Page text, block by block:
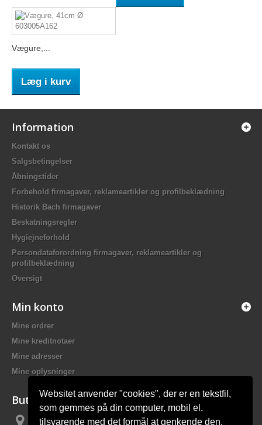
Websitet anvender "cookies", der er en tekstfil,
som gemmes på din computer, mobil el.
tilsvarende med det formål at genkende den,
Vægure,...
Læg i kurv
Information
Kontakt os
Salgsbetingelser
Åbningstider
Forbehold firmagaver, reklameartikler og profilbeklædning
Historik Bach firmagaver
Beskatningsregler
Hygiejneforhold
Persondataforordning firmagaver, reklameartikler og
profilbeklædning
Oversigt
Min konto
Mine ordrer
Mine kreditnotaer
Mine adresser
Mine oplysninger
Butiksinformation
Bach Promotion, Trafikskolevej 2 7400 Herning Danmark